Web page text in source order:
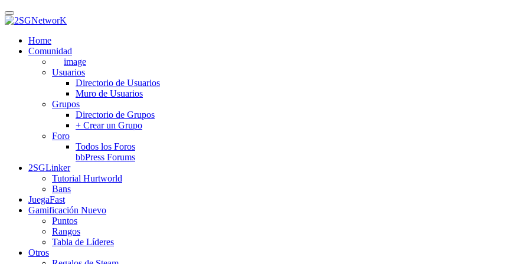
Skip
to
contentHome
Comunidad
image
Usuarios
Directorio de Usuarios
Muro de Usuarios
Grupos
Directorio de Grupos
+ Crear un Grupo
Foro
Todos los Foros
bbPress Forums
2SGLinker
Tutorial Hurtworld
Bans
JuegaFast
Gamificación Nuevo
Puntos
Rangos
Tabla de Líderes
Otros